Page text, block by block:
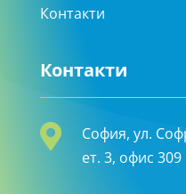
Контакти
Контакти

София, ул.
ет. 3, офис 309